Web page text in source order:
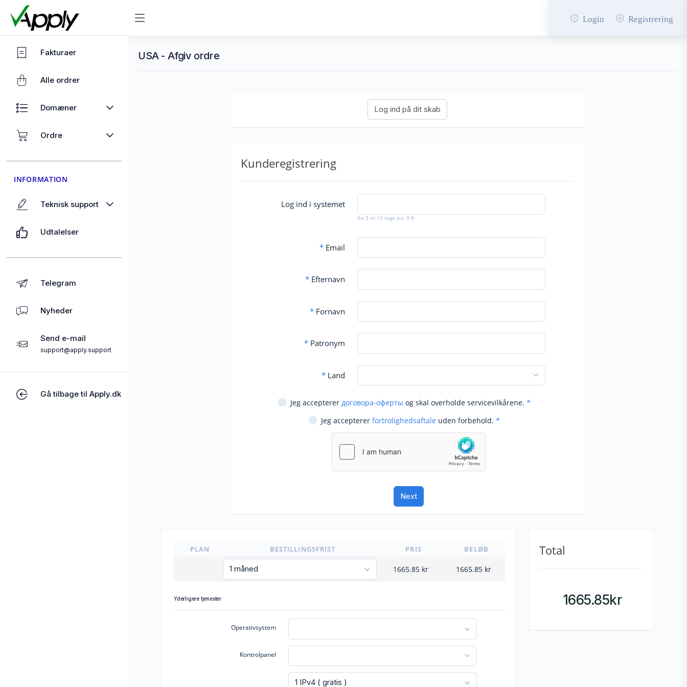
Login Registrering
Fakturaer
Alle ordrer
Domæner
Ordre
INFORMATION
Teknisk support
Udtalelser
Telegram
Nyheder
Send e-mail
support@apply.support
Gå tilbage til Apply.dk
USA - Afgiv ordre
Kunderegistrering
Log ind i systemet
fra 3 til 13 tegn a-z, 0-9
*Email
*Efternavn
*Fornavn
*Patronym
*Land
Jeg accepterer договора-оферты og skal overholde servicevilkårene. *
Jeg accepterer fortrolighedsaftale uden forbehold. *
PLAN BESTILLINGSFRIST PRIS BELØB
1665.85kr 1665.85kr
Yderligere tjenester
Operativsystem
Kontrolpanel
Total
1665.85kr